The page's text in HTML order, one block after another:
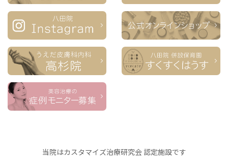
当院はカスタマイズ治療研究会 認定施設です